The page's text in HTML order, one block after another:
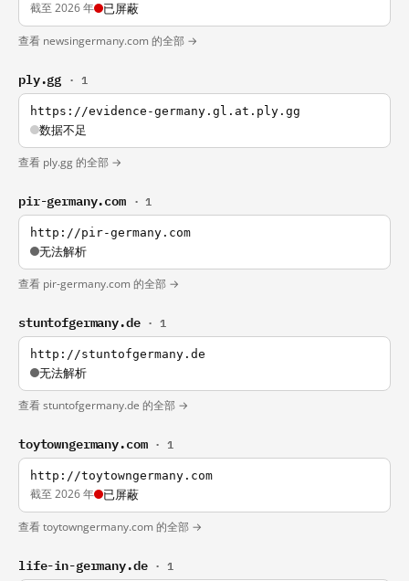
截至 2026 年 已屏蔽
查看 newsingermany.com 的全部 →
ply.gg · 1
https://evidence-germany.gl.at.ply.gg
数据不足
查看 ply.gg 的全部 →
pir-germany.com · 1
http://pir-germany.com
无法解析
查看 pir-germany.com 的全部 →
stuntofgermany.de · 1
http://stuntofgermany.de
无法解析
查看 stuntofgermany.de 的全部 →
toytowngermany.com · 1
http://toytowngermany.com
截至 2026 年 已屏蔽
查看 toytowngermany.com 的全部 →
life-in-germany.de · 1